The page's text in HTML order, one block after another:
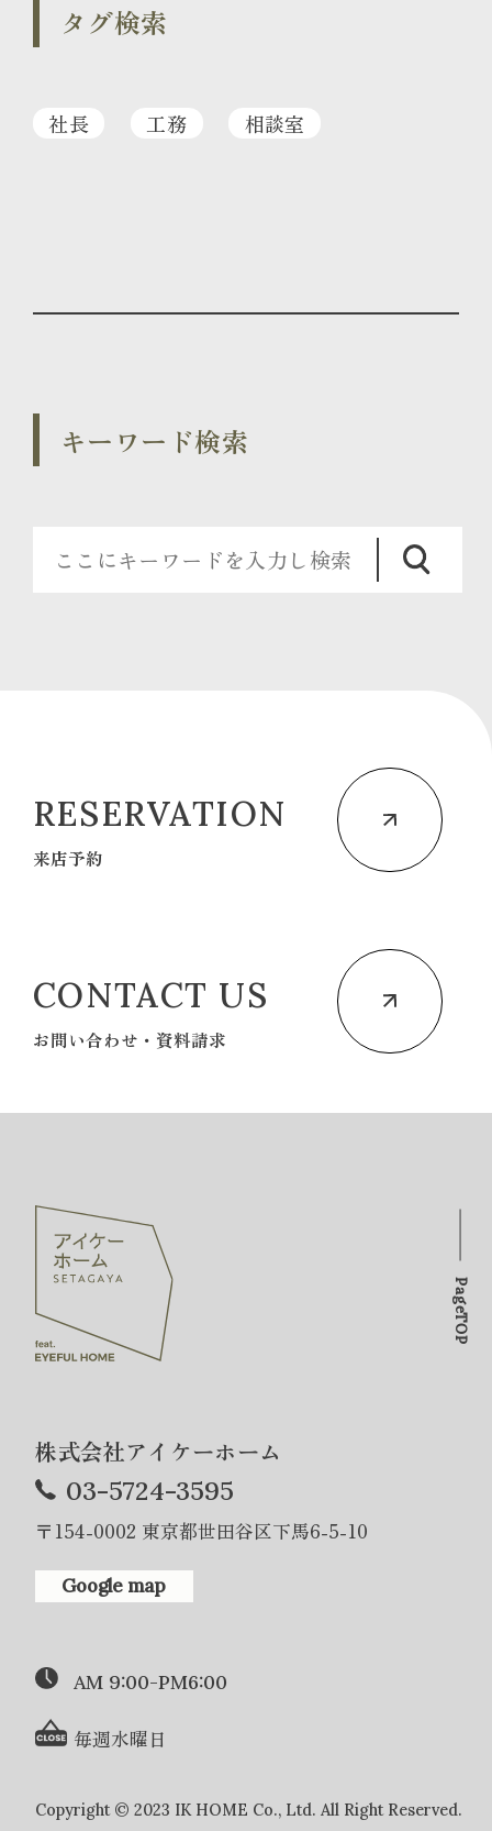
タグ検索
社長 工務 相談室
キーワード検索
RESERVATION
来店予約
CONTACT US
お問い合わせ・資料請求
株式会社アイケーホーム
03-5724-3595
〒154-0002 東京都世田谷区下馬6-5-10
Google map
AM 9:00-PM6:00
毎週水曜日
Copyright © 2023 IK HOME Co., Ltd. All Right Reserved.
PageTOP